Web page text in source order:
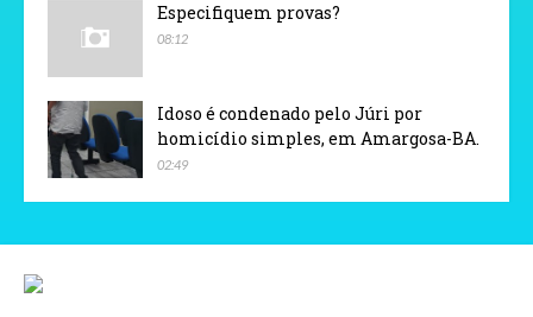
Especifiquem provas?
08:12
Idoso é condenado pelo Júri por
homicídio simples, em Amargosa-BA.
02:49